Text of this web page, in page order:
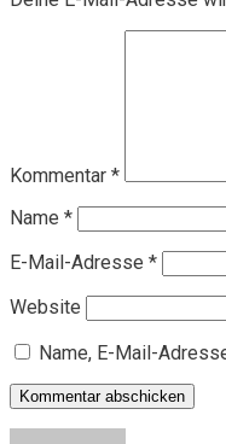
Kommentar *
Name *
E-Mail-Adresse *
Website
Name, E-Mail-